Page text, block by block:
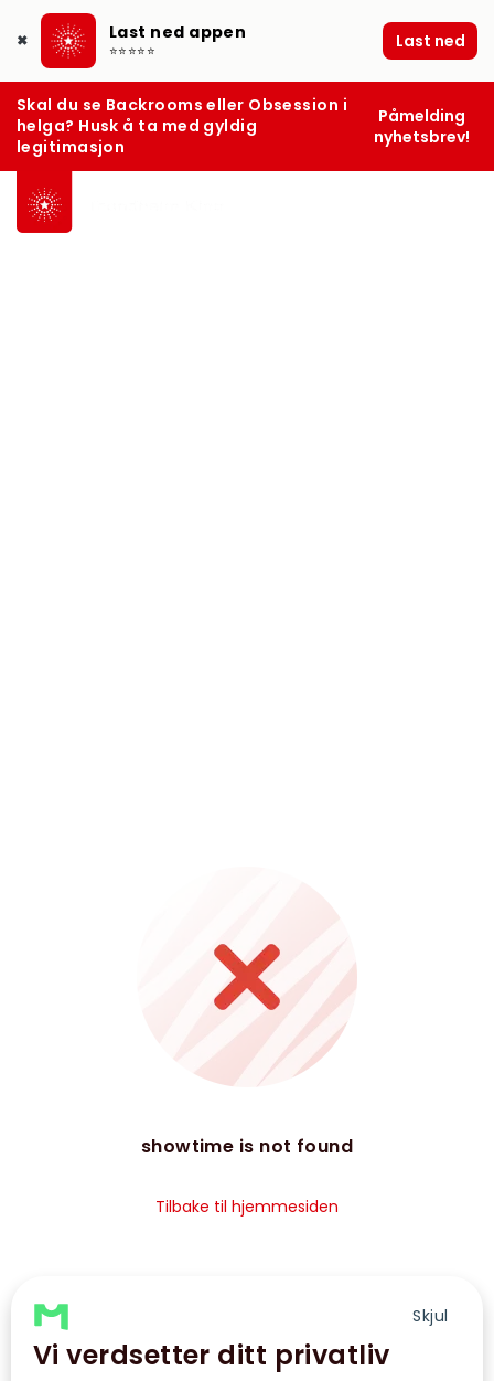
Skjul
Vi verdsetter ditt privatliv
✖ Last ned appen
⭐⭐⭐⭐⭐ Last ned
Skal du se Backrooms eller Obsession i
helga? Husk å ta med gyldig
legitimasjon
Påmelding
nyhetsbrev!
showtime is not found
Tilbake til hjemmesiden